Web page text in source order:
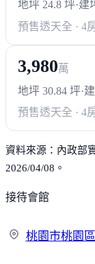
地坪 24.8 坪·建
預售透天全 · 4
3,980萬
地坪 30.84 坪·
預售透天全 · 4
資料來源：內政部
2026/04/08。
接待會館
桃園市桃園